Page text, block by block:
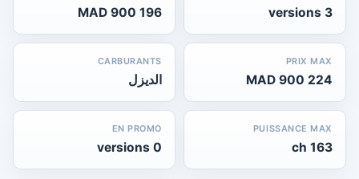
3 versions
196 900 MAD
PRIX MAX
224 900 MAD
CARBURANTS
الديزل
PUISSANCE MAX
163 ch
EN PROMO
0 versions